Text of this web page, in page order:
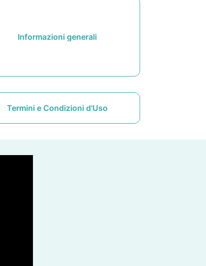
Informazioni generali
Termini e Condizioni d'Uso